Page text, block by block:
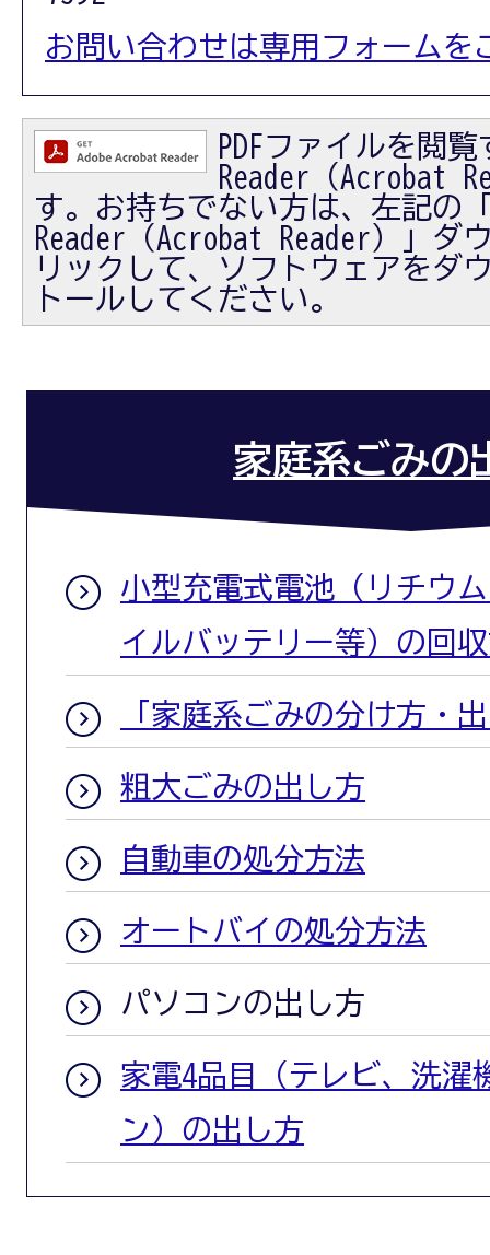
お問い合わせは専用フォームを
PDFファイルを閲
Reader（Acrobat
す。お持ちでない方は、左記の
Reader（Acrobat Reader）」ダ
リックして、ソフトウェアをダ
トールしてください。
家庭系ごみの
小型充電式電池（リチウ
イルバッテリー等）の回
「家庭系ごみの分け方・
粗大ごみの出し方
自動車の処分方法
オートバイの処分方法
パソコンの出し方
家電4品目（テレビ、洗濯
ン）の出し方